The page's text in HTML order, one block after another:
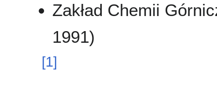
Zakład Chemii
1991)
[1]